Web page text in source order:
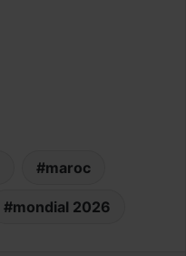
maroc
mondial 2026